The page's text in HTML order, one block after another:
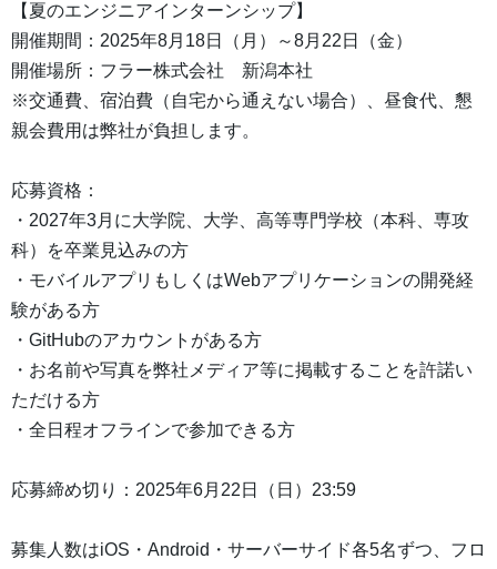
【夏のエンジニアインターンシップ】
開催期間：2025年8月18日（月）～8月22日（金）
開催場所：フラー株式会社 新潟本社
※交通費、宿泊費（自宅から通えない場合）、昼食代、懇
親会費用は弊社が負担します。
応募資格：
・2027年3月に大学院、大学、高等専門学校（本科、専攻
科）を卒業見込みの方
・モバイルアプリもしくはWebアプリケーションの開発経
験がある方
・GitHubのアカウントがある方
・お名前や写真を弊社メディア等に掲載することを許諾い
ただける方
・全日程オフラインで参加できる方
応募締め切り：2025年6月22日（日）23:59
募集人数はiOS・Android・サーバーサイド各5名ずつ、フロ